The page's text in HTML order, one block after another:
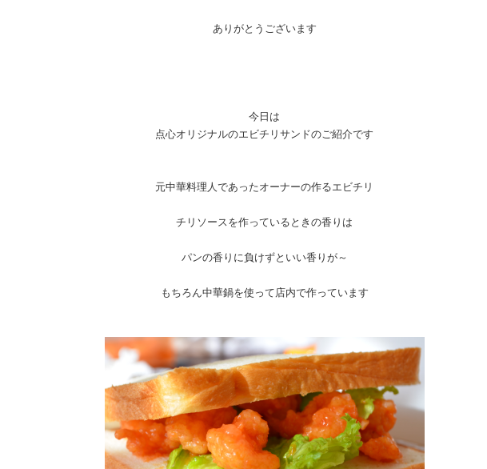
ありがとうございます
今日は
点心オリジナルのエビチリサンドのご紹介です
元中華料理人であったオーナーの作るエビチリ
チリソースを作っているときの香りは
パンの香りに負けずといい香りが～
もちろん中華鍋を使って店内で作っています